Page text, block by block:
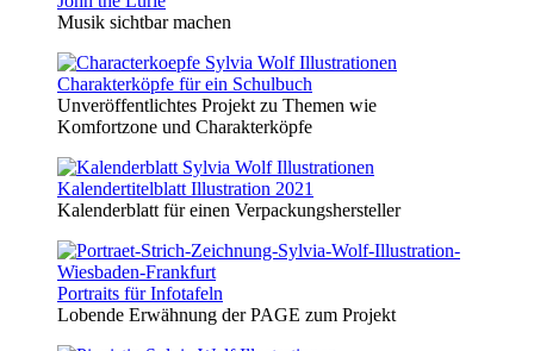
Musik sichtbar machen
Charakterköpfe für ein Schulbuch
Unveröffentlichtes Projekt zu Themen wie
Komfortzone und Charakterköpfe
Kalendertitelblatt Illustration 2021
Kalenderblatt für einen Verpackungshersteller
Portraits für Infotafeln
Lobende Erwähnung der PAGE zum Projekt